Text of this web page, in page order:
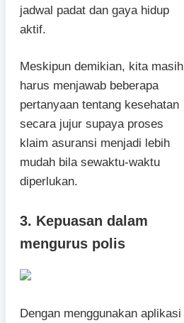
jadwal padat dan gaya hidup
aktif.
Meskipun demikian, kita masih
harus menjawab beberapa
pertanyaan tentang kesehatan
secara jujur supaya proses
klaim asuransi menjadi lebih
mudah bila sewaktu-waktu
diperlukan.
3. Kepuasan dalam
mengurus polis
Dengan menggunakan aplikasi